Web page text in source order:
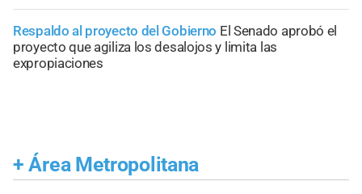
Respaldo al proyecto del Gobierno El Senado aprobó el
proyecto que agiliza los desalojos y limita las
expropiaciones
+ Área Metropolitana